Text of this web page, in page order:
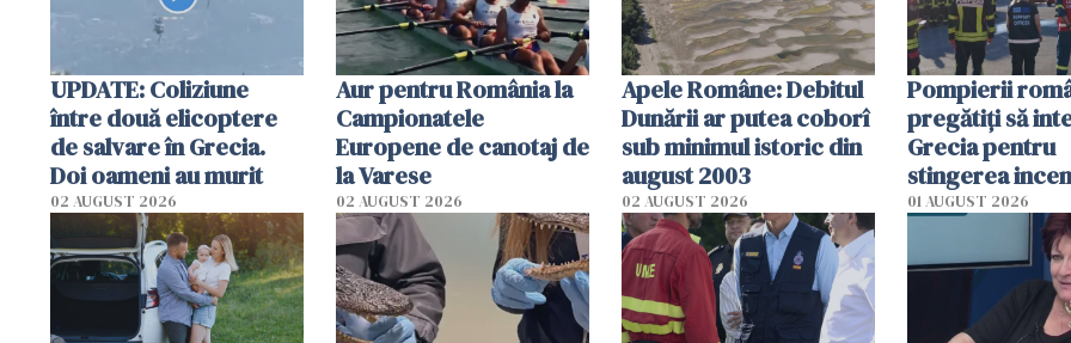
UPDATE: Coliziune
între două elicoptere
de salvare în Grecia.
Doi oameni au murit
02 AUGUST 2026
Aur pentru România la
Campionatele
Europene de canotaj de
la Varese
02 AUGUST 2026
Apele Române: Debitul
Dunării ar putea coborî
sub minimul istoric din
august 2003
02 AUGUST 2026
Pompierii
pregătiţi să
Grecia pentru
stingerea
01 AUGUST 2026